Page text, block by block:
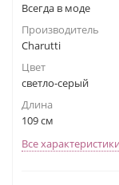
Всегда в моде
Производитель
Charutti
Цвет
светло-серый
Длина
109 см
Все характеристики